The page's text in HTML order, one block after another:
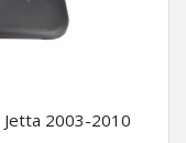
2003-2010